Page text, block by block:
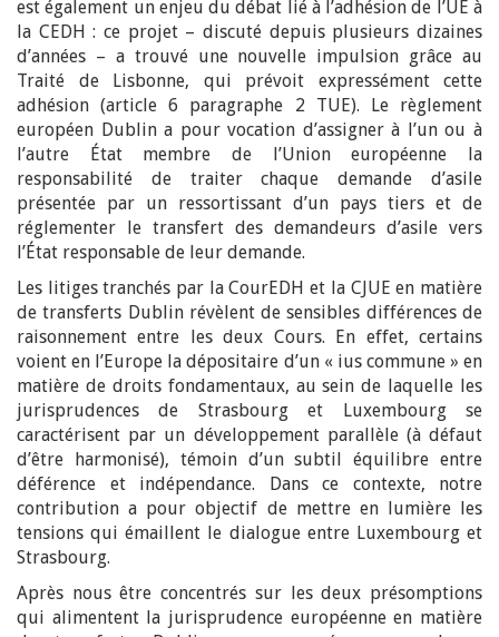
est également un enjeu du débat lié à l’adhésion de l’UE à
la CEDH : ce projet – discuté depuis plusieurs dizaines
d’années – a trouvé une nouvelle impulsion grâce au
Traité de Lisbonne, qui prévoit expressément cette
adhésion (article 6 paragraphe 2 TUE). Le règlement
européen Dublin a pour vocation d’assigner à l’un ou à
l’autre État membre de l’Union européenne la
responsabilité de traiter chaque demande d’asile
présentée par un ressortissant d’un pays tiers et de
réglementer le transfert des demandeurs d’asile vers
l’État responsable de leur demande.
Les litiges tranchés par la CourEDH et la CJUE en matière
de transferts Dublin révèlent de sensibles différences de
raisonnement entre les deux Cours. En effet, certains
voient en l’Europe la dépositaire d’un « ius commune » en
matière de droits fondamentaux, au sein de laquelle les
jurisprudences de Strasbourg et Luxembourg se
caractérisent par un développement parallèle (à défaut
d’être harmonisé), témoin d’un subtil équilibre entre
déférence et indépendance. Dans ce contexte, notre
contribution a pour objectif de mettre en lumière les
tensions qui émaillent le dialogue entre Luxembourg et
Strasbourg.
Après nous être concentrés sur les deux présomptions
qui alimentent la jurisprudence européenne en matière